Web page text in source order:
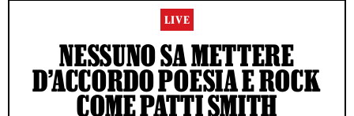
LIVE
NESSUNO SA METTERE
D’ACCORDO POESIA E ROCK
COME PATTI SMITH